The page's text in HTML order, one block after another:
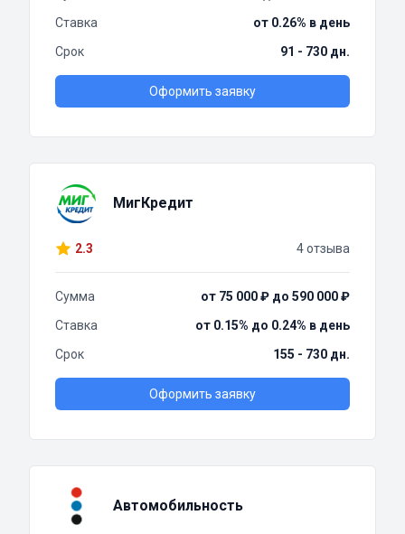
Ставка
от 0.26% в день
Срок
91 - 730 дн.
Оформить заявку
МигКредит
2.3 4 отзыва
Сумма
от 75 000 ₽ до 590 000 ₽
Ставка
от 0.15% до 0.24% в день
Срок
155 - 730 дн.
Оформить заявку
Автомобильность